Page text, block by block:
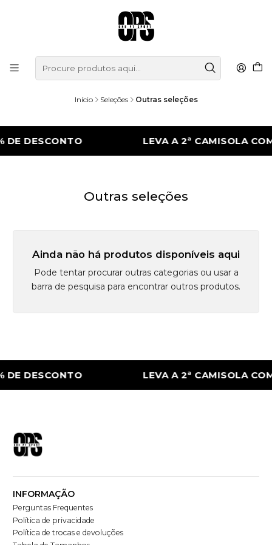
Início Seleções Outras seleções
DESCONTO LEVA A 2ª CAMISOLA
Outras seleções
Ainda não há produtos disponíveis aqui
Pode tentar procurar outras categorias ou usar a
barra de pesquisa para encontrar outros produtos.
DESCONTO LEVA A 2ª CAMISOLA
INFORMAÇÃO
Perguntas Frequentes
Política de privacidade
Política de trocas e devoluções